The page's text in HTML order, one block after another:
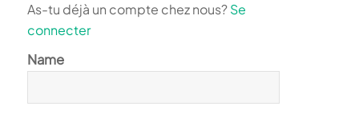
As-tu déjà un compte chez nous?Se
connecter
Name